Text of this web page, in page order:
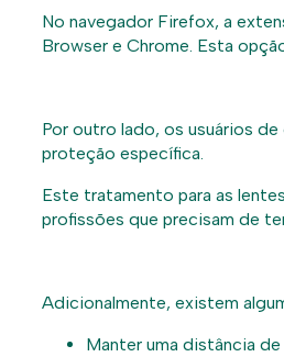
No navegador Firefox, a
Browser e Chrome. Esta
Por outro lado, os usuários de
proteção específica.
Este tratamento para as
profissões que precisam de
Adicionalmente, existem
Manter uma distância